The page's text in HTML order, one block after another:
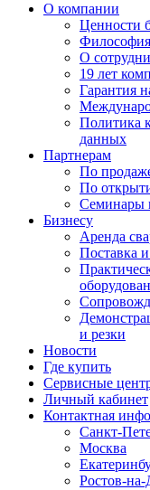
О компании
Ценности
О
19 лет
Гарантия
Политика
данных
Партнерам
По
По
Семинары
Бизнесу
Аренда
Поставка
и резки
Новости
Где купить
Сервисные
Личный кабинет
Контактная
Санкт-
Москва
Ростов-